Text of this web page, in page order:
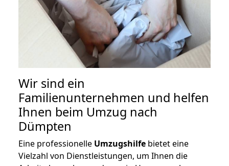
Wir sind ein
Familienunternehmen und helfen
Ihnen beim Umzug nach
Dümpten
Eine professionelle Umzugshilfe bietet eine
Vielzahl von Dienstleistungen, um Ihnen die